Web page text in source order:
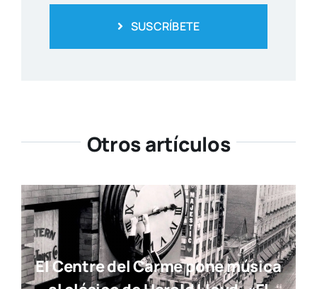
Gran expectación ante el III